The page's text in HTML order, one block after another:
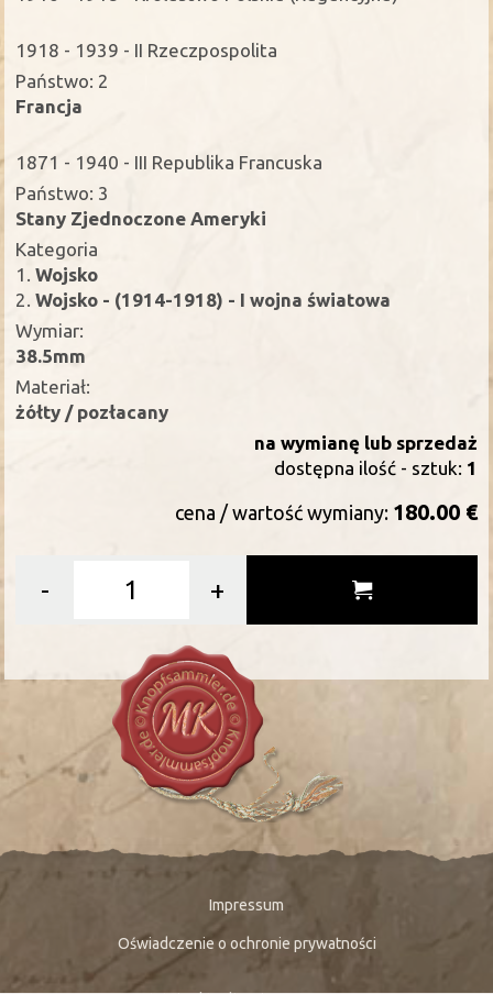
1918 - 1939 - II Rzeczpospolita
Państwo: 2
Francja
1871 - 1940 - III Republika Francuska
Państwo: 3
Stany Zjednoczone Ameryki
Kategoria
1. Wojsko
2. Wojsko - (1914-1918) - I wojna światowa
Wymiar:
38.5mm
Materiał:
żółty / pozłacany
na wymianę lub sprzedaż
dostępna ilość - sztuk: 1
cena / wartość wymiany: 180.00 €
- +
Impressum
Oświadczenie o ochronie prywatności